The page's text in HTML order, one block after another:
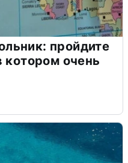
пройдите
котором очень